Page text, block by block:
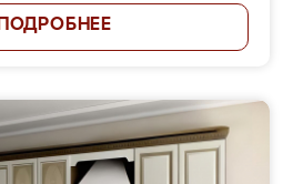
ПОДРОБНЕЕ